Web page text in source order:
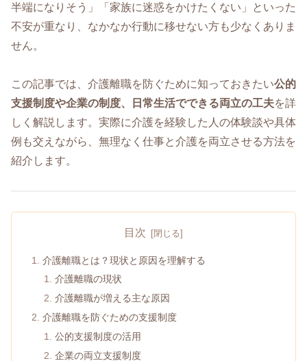
半端になりそう」「家族に迷惑をかけたくない」といった
不安が重なり、なかなか行動に移せない方も少なくありま
せん。
この記事では、介護離職を防ぐために知っておきたい公的
支援制度や企業の制度、日常生活でできる両立の工夫を詳
しく解説します。実際に介護を経験した人の体験談や具体
例も交えながら、無理なく仕事と介護を両立させる方法を
紹介します。
目次
介護離職とは？現状と原因を理解する
介護離職の現状
介護離職が増える主な原因
介護離職を防ぐための支援制度
公的支援制度の活用
企業の両立支援制度